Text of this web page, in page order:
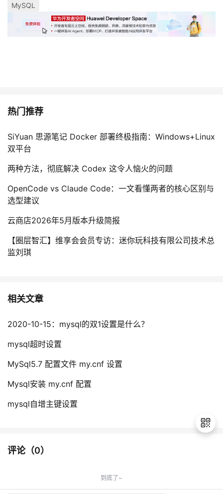
MySQL
热门推荐
SiYuan 思源笔记 Docker 部署终极指南：Windows+Linux
双平台
两种方法，彻底解决 Codex 这令人恼火的问题
OpenCode vs Claude Code：一文看懂两者的核心区别与
选型建议
云商店2026年5月版本升级简报
【圈层智汇】维享会会员专访：迷你玩科技有限公司技术总
监刘琪
相关文章
2020-10-15：mysql的双1设置是什么？
mysql超时设置
MySql5.7 配置文件 my.cnf 设置
Mysql安装 my.cnf 配置
mysql自增主键设置
评论（0）
到底了~